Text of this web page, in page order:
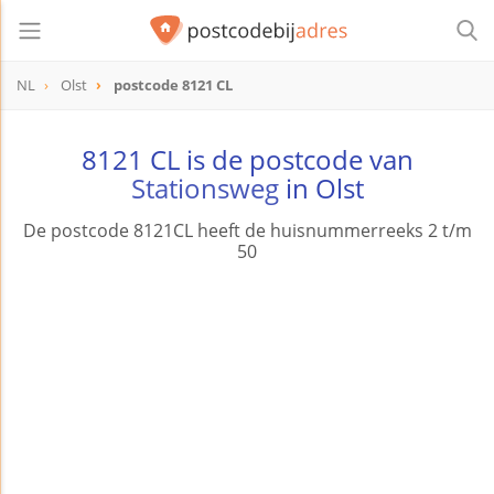
NL Olst postcode 8121 CL
8121 CL is de postcode van
Stationswegin Olst
De postcode 8121CL heeft de huisnummerreeks 2 t/m
50